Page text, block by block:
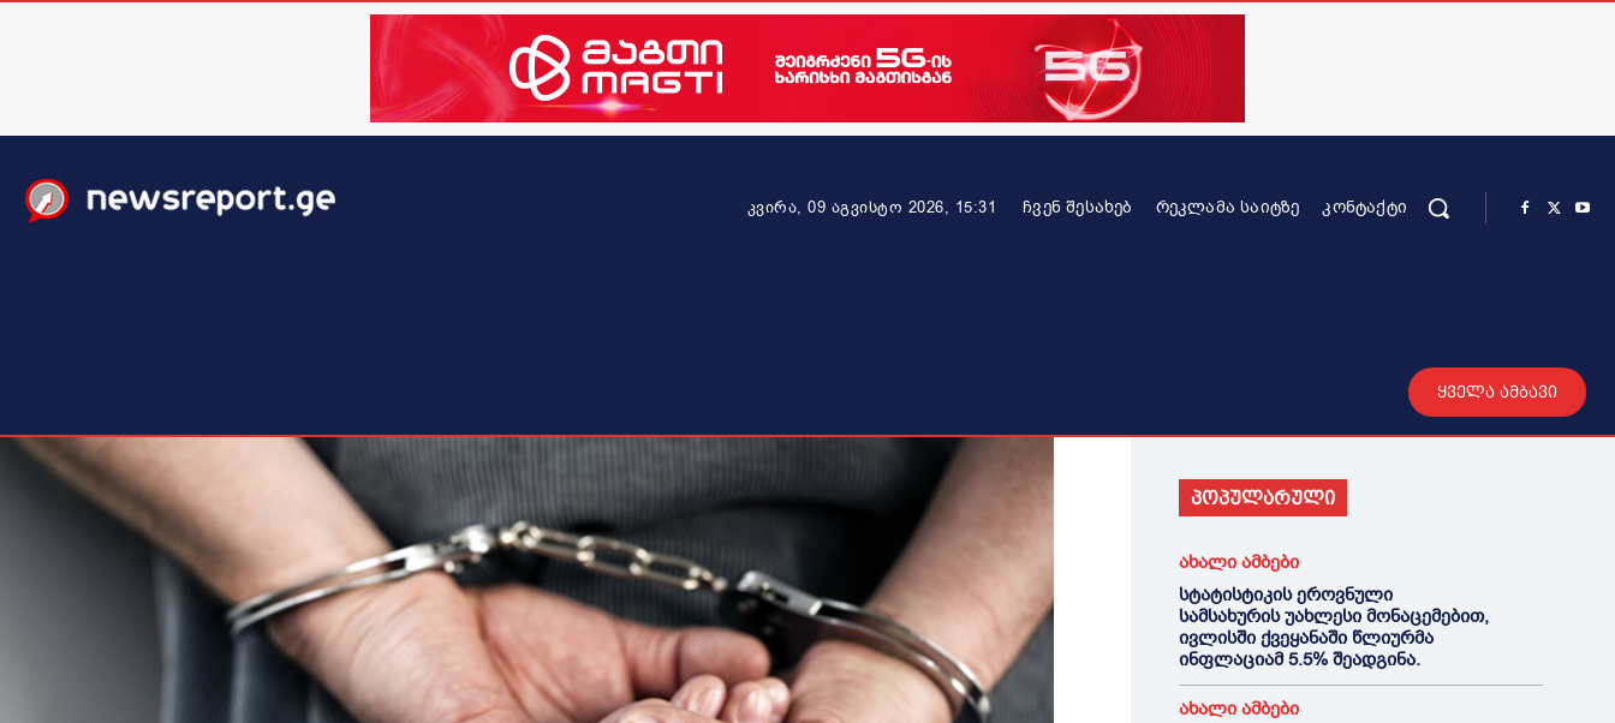
კვირა, 09 აგვისტო 2026, 15:31 ᲩᲕᲔᲜ ᲨᲔᲡᲐᲮᲔᲑ ᲠᲔᲙᲚᲐᲛᲐ ᲡᲐᲘᲢᲖᲔ ᲙᲝᲜᲢᲐᲥᲢᲘ
ყველა ამბავი
პოპულარული
ახალი ამბები
სტატისტიკის ეროვნული
სამსახურის უახლესი მონაცემებით,
ივლისში ქვეყანაში წლიურმა
ინფლაციამ 5.5% შეადგინა.
ახალი ამბები